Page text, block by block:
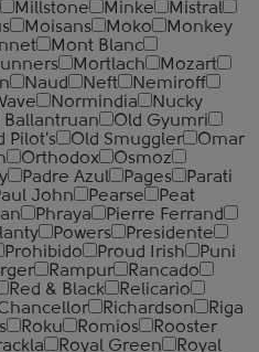
Millstone Minke
Mistral
Moisans Moko
Monkey
Mont Blanc
Mortlach
Mozart
Naud Neft
Nemiroff
Normindia
Nucky
Ballantruan
Old Gyumri
Pilot's Old Smuggler
Omar
Orthodox
Osmoz
Padre Azul Pages
Parati
John Pearse
Peat
Phraya
Pierre Ferrand
Powers
Presidente
Prohibido Proud Irish
Puni
Rampur
Rancado
Red & Black
Relicario
Richardson
Riga
Roku Romios
Rooster
Royal Green
Royal